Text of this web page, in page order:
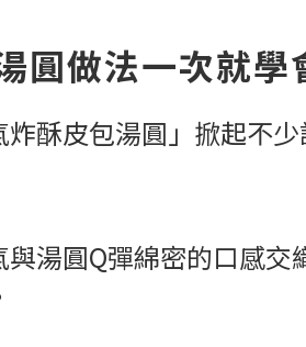
圓做法一次就學
酥皮包湯圓」掀起不
湯圓Q彈綿密的口感